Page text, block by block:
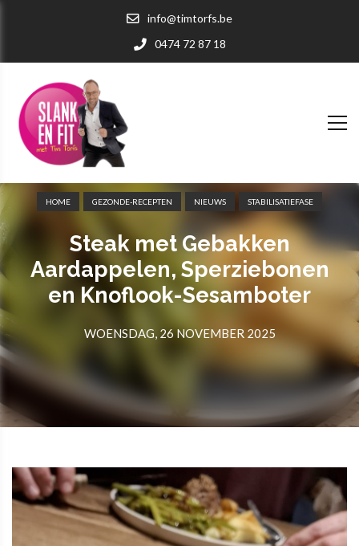
info@timtorfs.be
0474 72 87 18
HOME GEZONDE-RECEPTEN NIEUWS STABILISATIEFASE
Steak met Gebakken
Aardappelen, Sperziebonen
en Knoflook-Sesamboter
WOENSDAG, 26 NOVEMBER 2025